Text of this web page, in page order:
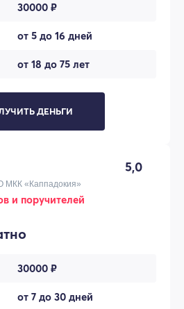
30000 ₽
от 5 до 16 дней
от 18 до 75 лет
ДЕНЬГИ
5,0
МКК «Каппадокия»
и поручителей
30000 ₽
от 7 до 30 дней